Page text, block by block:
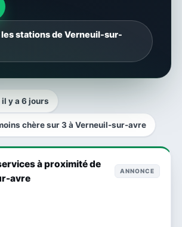
stations de Verneuil-sur-
y a 6 jours
chère sur 3 à Verneuil-sur-avre
à proximité de
avre
ANNONCE